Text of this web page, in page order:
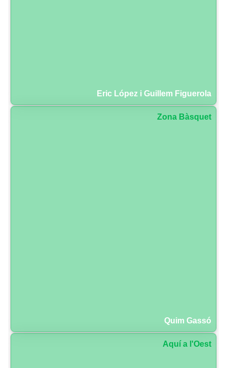
Eric López i Guillem Figuerola
Zona Bàsquet
Quim Gassó
Aquí a l'Oest